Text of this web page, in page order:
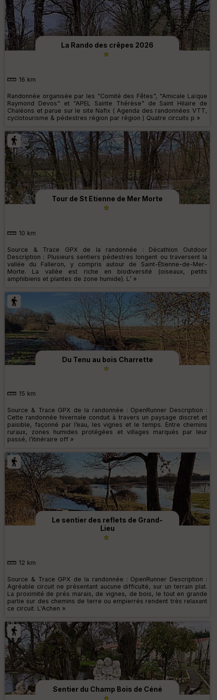
La Rando des crêpes 2026
16 km
Randonnée organisée par les "Comité des Fêtes", "Amicale Laïque
Raymond Devos" et "APEL Sainte Thérèse" de Saint Hilaire de
Chaléons et parue sur le site Nafix ( Agenda des randonnées VTT,
cyclotourisme & pédestres région par région ) Quatre circuits p »
Tour de St Etienne de Mer Morte
10 km
Source & Trace GPX de la randonnée : Décathlon Outdoor
Description : Plusieurs sentiers pédestres longent ou traversent la
vallée du Falleron, y compris autour de Saint-Étienne-de-Mer-
Morte. La vallée est riche en biodiversité (oiseaux, petits
amphibiens et plantes de zone humide). L’ »
Du Tenu au bois Charrette
15 km
Source & Trace GPX de la randonnée : OpenRunner Description :
Cette randonnée hivernale conduit à travers un paysage discret et
paisible, façonné par l’eau, les vignes et le temps. Entre chemins
ruraux, zones humides protégées et villages marqués par leur
passé, l’itinéraire off »
Le sentier des reflets de Grand-
Lieu
12 km
Source & Trace GPX de la randonnée : OpenRunner Description :
Agréable circuit ne présentant aucune difficulté, sur un terrain plat.
La proximité de prés marais, de vignes, de bois, le tout en grande
partie sur des chemins de terre ou empierrés rendent très relaxant
ce circuit. L'Achen »
Sentier du Champ Bois de Céné